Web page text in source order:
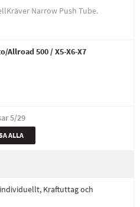
Narrow Push Tube.
Allroad 500 / X5-X6-X7
5/29
ALLA
Kraftuttag och